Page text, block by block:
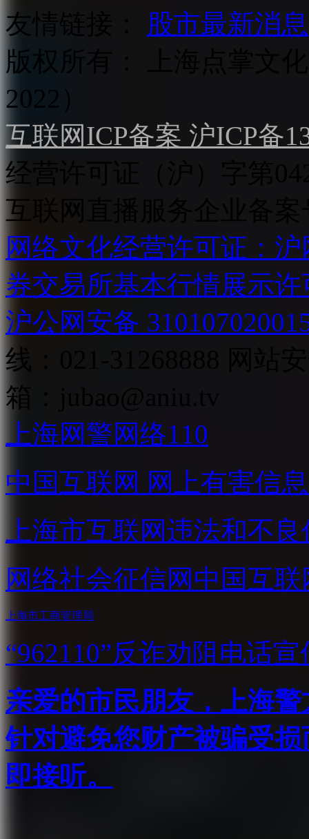
友情链接：
股市最新消息
版权所有：
2022）
互联网ICP备案 沪ICP备
经营许可证（沪）字第
互联网直播服务企业备案
网络文化经营许可证：
券交易所基本行情展示许
沪公网安备
线：021-31268888
箱：
上海网警网络110
中国互联网 网上有害信
上海市互联网违法和不
网络社会征信网 中国互
上海市工商管理局
“962110”反诈劝阻电话宣
亲爱的市民朋友，上海
针对避免您财产被骗受
即接听。